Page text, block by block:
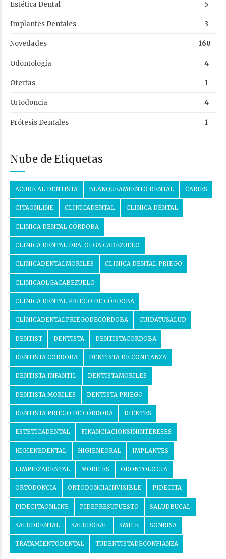
Estética Dental 5
Implantes Dentales 3
Novedades 160
Odontología 4
Ofertas 1
Ortodoncia 4
Prótesis Dentales 1
Nube de Etiquetas
ACUDE AL DENTISTA BLANQUEAMIENTO DENTAL CARIES
CITAONLINE CLINICADENTAL CLINICA DENTAL
CLINICA DENTAL CÓRDOBA
CLINICA DENTAL DRA. OLGA CABEZUELO
CLINICADENTALMORILES CLINICA DENTAL PRIEGO
CLINICAOLGACABEZUELO
CLÍNICA DENTAL PRIEGO DE CÓRDOBA
CLÍNICADENTALPRIEGODECÓRDOBA CUIDATUSALUD
DENTIST DENTISTA DENTISTACORDOBA
DENTISTA CÓRDOBA DENTISTA DE CONFIANZA
DENTISTA INFANTIL DENTISTAMORILES
DENTISTA MORILES DENTISTA PRIEGO
DENTISTA PRIEGO DE CÓRDOBA DIENTES
ESTETICADENTAL FINANCIACIONSININTERESES
HIGIENEDENTAL HIGIENEORAL IMPLANTES
LIMPIEZADENTAL MORILES ODONTOLOGIA
ORTODONCIA ORTODONCIAINVISIBLE PIDECITA
PIDECITAONLINE PIDEPRESUPUESTO SALUDBUCAL
SALUDDENTAL SALUDORAL SMILE SONRISA
TRATAMIENTODENTAL TUDENTISTADECONFIANZA